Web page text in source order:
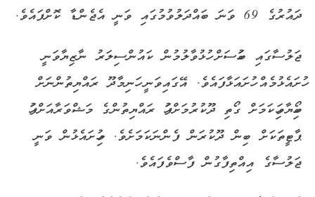
ދައުރުގެ 69 ވަނަ ބައްދަލުވުމުގައި ވަނީ އެޖެންޑާ ކޮށްފައެވެ.
ޖަލުސާގައި ބަހުސަށް ހުޅުވާލުމުން ކައުންސިލަރު ނާޒިޔާވަނީ
ހުށައެޅުމެއް ހުށައަޅާފައެވެ. އޭގައިވަނީ ހަނިމާދޫ ރައްޔިތުންނަށް
ބޯހިޔާވަހިކަމަށް ގޯތި ދޫކުރުމަށްފަހު ރައްޔިތުންގެ މަޝްވަރާއަށްފަހު
ޕާޓީތަކަށް ބިން ދޫކުރަން ފެންނަކަމަށެވެ. މިހުށައެޅުން ވަނީ
ޖަލުސާގެ އިއްތިފާގުން ފާސްވެފައެވެ.